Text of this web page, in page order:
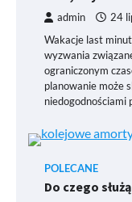
admin 24
Wakacje last
wyzwania
ograniczonym
planowanie może
niedogodnościami
POLECANE
Do czego